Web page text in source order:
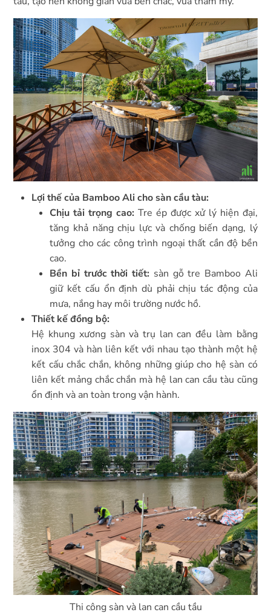
Lợi thế của Bamboo Ali cho sàn cầu tàu:
Chịu tải trọng cao: Tre ép được xử lý hiện đại,
tăng khả năng chịu lực và chống biến dạng, lý
tưởng cho các công trình ngoại thất cần độ bền
cao.
Bền bỉ trước thời tiết: sàn gỗ tre Bamboo Ali
giữ kết cấu ổn định dù phải chịu tác động của
mưa, nắng hay môi trường nước hồ.
Thiết kế đồng bộ:
Hệ khung xương sàn và trụ lan can đều làm bằng
inox 304 và hàn liên kết với nhau tạo thành một hệ
kết cấu chắc chắn, không những giúp cho hệ sàn có
liên kết mảng chắc chắn mà hệ lan can cầu tàu cũng
ổn định và an toàn trong vận hành.
Thi công sàn và lan can cầu tầu